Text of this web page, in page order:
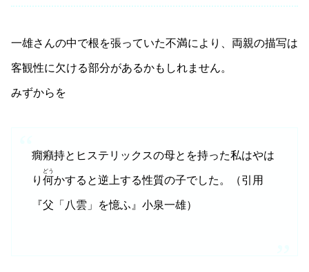
一雄さんの中で根を張っていた不満により、両親の描写は
客観性に欠ける部分があるかもしれません。
みずからを
癇癪持とヒステリックスの母とを持った私はやは
り 何
どう
かすると逆上する性質の子でした。 （引用
『父「八雲」を憶ふ』小泉一雄）